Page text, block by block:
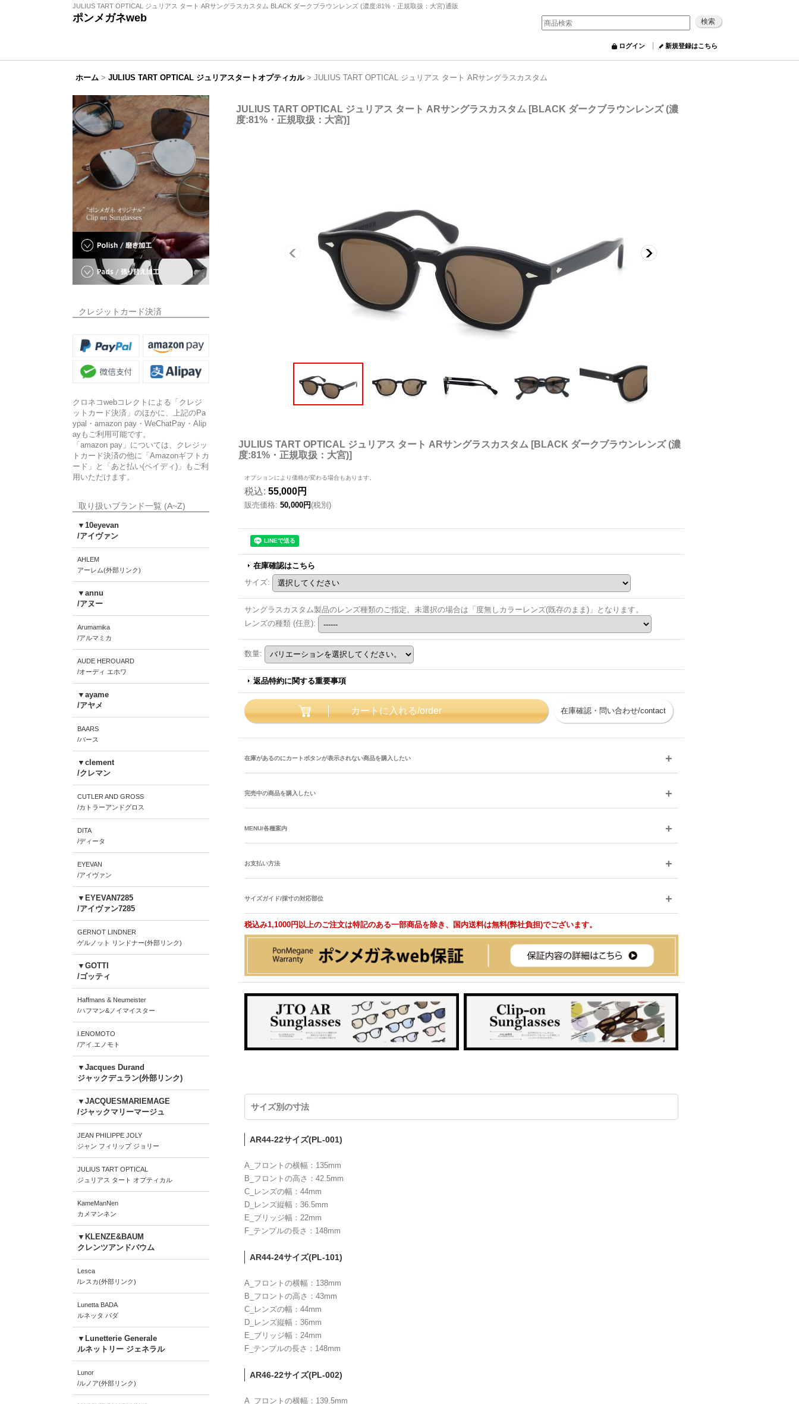
JULIUS TART OPTICAL ジュリアス タート ARサングラスカスタム BLACK ダークブラウンレンズ (濃度:81%・正規取扱：大宮)通販
ポンメガネweb
ログイン 新規登録はこちら
ホーム > JULIUS TART OPTICAL ジュリアスタートオプティカル > JULIUS TART OPTICAL ジュリアス タート ARサングラスカスタム
JULIUS TART OPTICAL ジュリアス タート ARサングラスカスタム [BLACK ダークブラウンレンズ (濃
度:81%・正規取扱：大宮)]
JULIUS TART OPTICAL ジュリアス タート ARサングラスカスタム [BLACK ダークブラウンレンズ (濃
度:81%・正規取扱：大宮)]
販売価格: 50,000円 (税別)
税込: 55,000円
オプションにより価格が変わる場合もあります。
在庫確認はこちら
サイズ:
サングラスカスタム製品のレンズ種類のご指定。未選択の場合は「度無しカラーレンズ(既存のまま)」となります。
レンズの種類 (任意):
数量:
返品特約に関する重要事項
在庫確認・問い合わせ/contact
在庫があるのにカートボタンが表示されない商品を購入したい
完売中の商品を購入したい
MENU/各種案内
お支払い方法
サイズガイド/採寸の対応部位
税込み1,1000円以上のご注文は特記のある一部商品を除き、国内送料は無料(弊社負担)でございます。
サイズ別の寸法
AR44-22サイズ(PL-001)
A_フロントの横幅：135mm
B_フロントの高さ：42.5mm
C_レンズの幅：44mm
D_レンズ縦幅：36.5mm
E_ブリッジ幅：22mm
F_テンプルの長さ：148mm
AR44-24サイズ(PL-101)
A_フロントの横幅：138mm
B_フロントの高さ：43mm
C_レンズの幅：44mm
D_レンズ縦幅：36mm
E_ブリッジ幅：24mm
F_テンプルの長さ：148mm
AR46-22サイズ(PL-002)
A_フロントの横幅：139.5mm
クレジットカード決済
クロネコwebコレクトによる「クレジ
ットカード決済」のほかに、上記のPa
ypal・amazon pay・WeChatPay・Alip
ayもご利用可能です。
「amazon pay」については、クレジッ
トカード決済の他に「Amazonギフトカ
ード」と「あと払い(ペイディ)」もご利
用いただけます。
取り扱いブランド一覧 (A~Z)
▼10eyevan
/アイヴァン
AHLEM
アーレム(外部リンク)
▼annu
/アヌー
Arumamika
/アルマミカ
AUDE HEROUARD
/オーディ エホワ
▼ayame
/アヤメ
BAARS
/バース
▼clement
/クレマン
CUTLER AND GROSS
/カトラーアンドグロス
DITA
/ディータ
EYEVAN
/アイヴァン
▼EYEVAN7285
/アイヴァン7285
GERNOT LINDNER
ゲルノット リンドナー(外部リンク)
▼GOTTI
/ゴッティ
Haffmans & Neumeister
/ハフマン&ノイマイスター
I.ENOMOTO
/アイ.エノモト
▼Jacques Durand
ジャックデュラン(外部リンク)
▼JACQUESMARIEMAGE
/ジャックマリーマージュ
JEAN PHILIPPE JOLY
ジャン フィリップ ジョリー
JULIUS TART OPTICAL
ジュリアス タート オプティカル
KameManNen
カメマンネン
▼KLENZE&BAUM
クレンツアンドバウム
Lesca
/レスカ(外部リンク)
Lunetta BADA
ルネッタ バダ
▼Lunetterie Generale
ルネットリー ジェネラル
Lunor
/ルノア(外部リンク)